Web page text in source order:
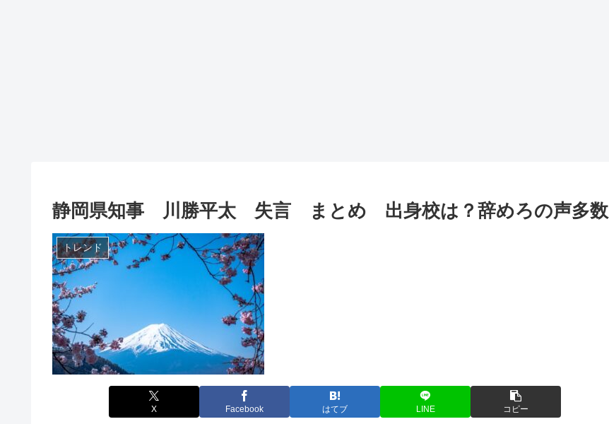
静岡県知事 川勝平太 失言 まとめ 出身校は？辞めろの声多数
トレンド
X Facebook はてブ LINE コピー